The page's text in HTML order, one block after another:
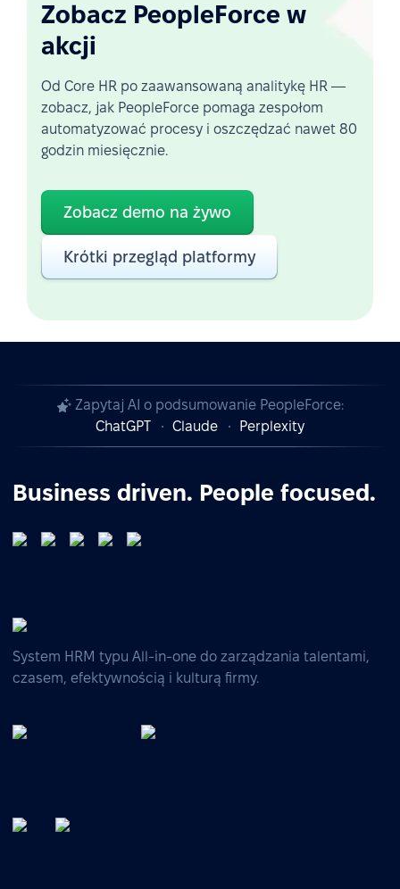
Zobacz PeopleForce w
akcji
Od Core HR po zaawansowaną analitykę HR —
zobacz, jak PeopleForce pomaga zespołom
automatyzować procesy i oszczędzać nawet 80
godzin miesięcznie.
Zobacz demo na żywo
Krótki przegląd platformy
Zapytaj AI o podsumowanie PeopleForce:
ChatGPT
Claude Perplexity
Business driven. People focused.
System HRM typu All-in-one do zarządzania talentami,
czasem, efektywnością i kulturą firmy.